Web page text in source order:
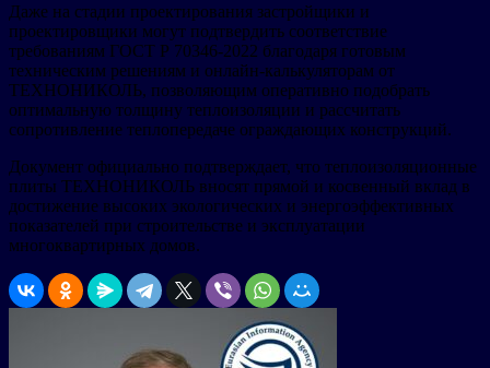
Даже на стадии проектирования застройщики и
проектировщики могут подтвердить соответствие
требованиям ГОСТ Р 70346-2022 благодаря готовым
техническим решениям и онлайн-калькуляторам от
ТЕХНОНИКОЛЬ, позволяющим оперативно подобрать
оптимальную толщину теплоизоляции и рассчитать
сопротивление теплопередаче ограждающих конструкций.
Документ официально подтверждает, что теплоизоляционные
плиты ТЕХНОНИКОЛЬ вносят прямой и косвенный вклад в
достижение высоких экологических и энергоэффективных
показателей при строительстве и эксплуатации
многоквартирных домов.